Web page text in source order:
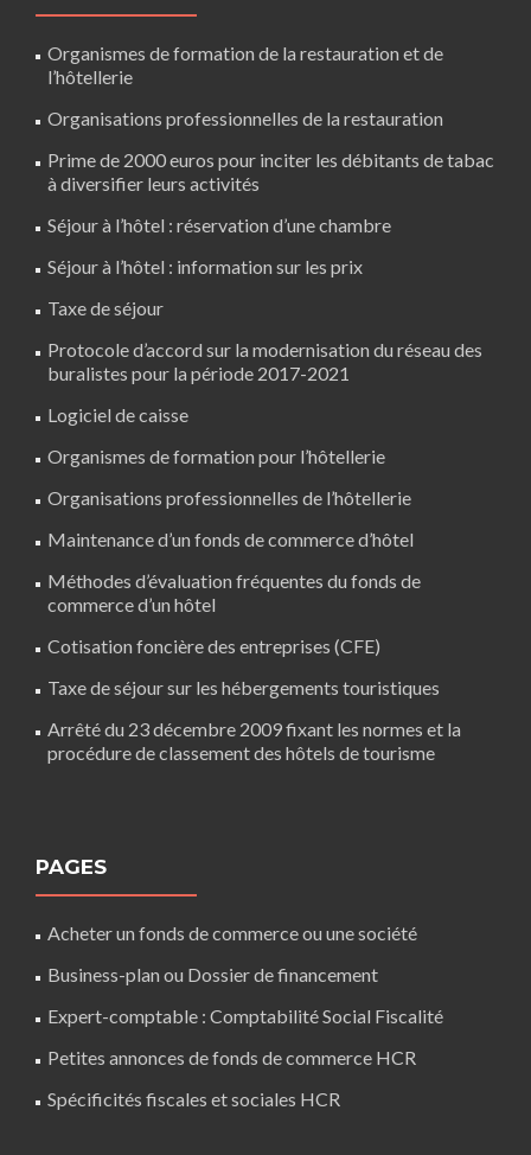
Organismes de formation de la restauration et de
l’hôtellerie
Organisations professionnelles de la restauration
Prime de 2000 euros pour inciter les débitants de tabac
à diversifier leurs activités
Séjour à l’hôtel : réservation d’une chambre
Séjour à l’hôtel : information sur les prix
Taxe de séjour
Protocole d’accord sur la modernisation du réseau des
buralistes pour la période 2017-2021
Logiciel de caisse
Organismes de formation pour l’hôtellerie
Organisations professionnelles de l’hôtellerie
Maintenance d’un fonds de commerce d’hôtel
Méthodes d’évaluation fréquentes du fonds de
commerce d’un hôtel
Cotisation foncière des entreprises (CFE)
Taxe de séjour sur les hébergements touristiques
Arrêté du 23 décembre 2009 fixant les normes et la
procédure de classement des hôtels de tourisme
PAGES
Acheter un fonds de commerce ou une société
Business-plan ou Dossier de financement
Expert-comptable : Comptabilité Social Fiscalité
Petites annonces de fonds de commerce HCR
Spécificités fiscales et sociales HCR